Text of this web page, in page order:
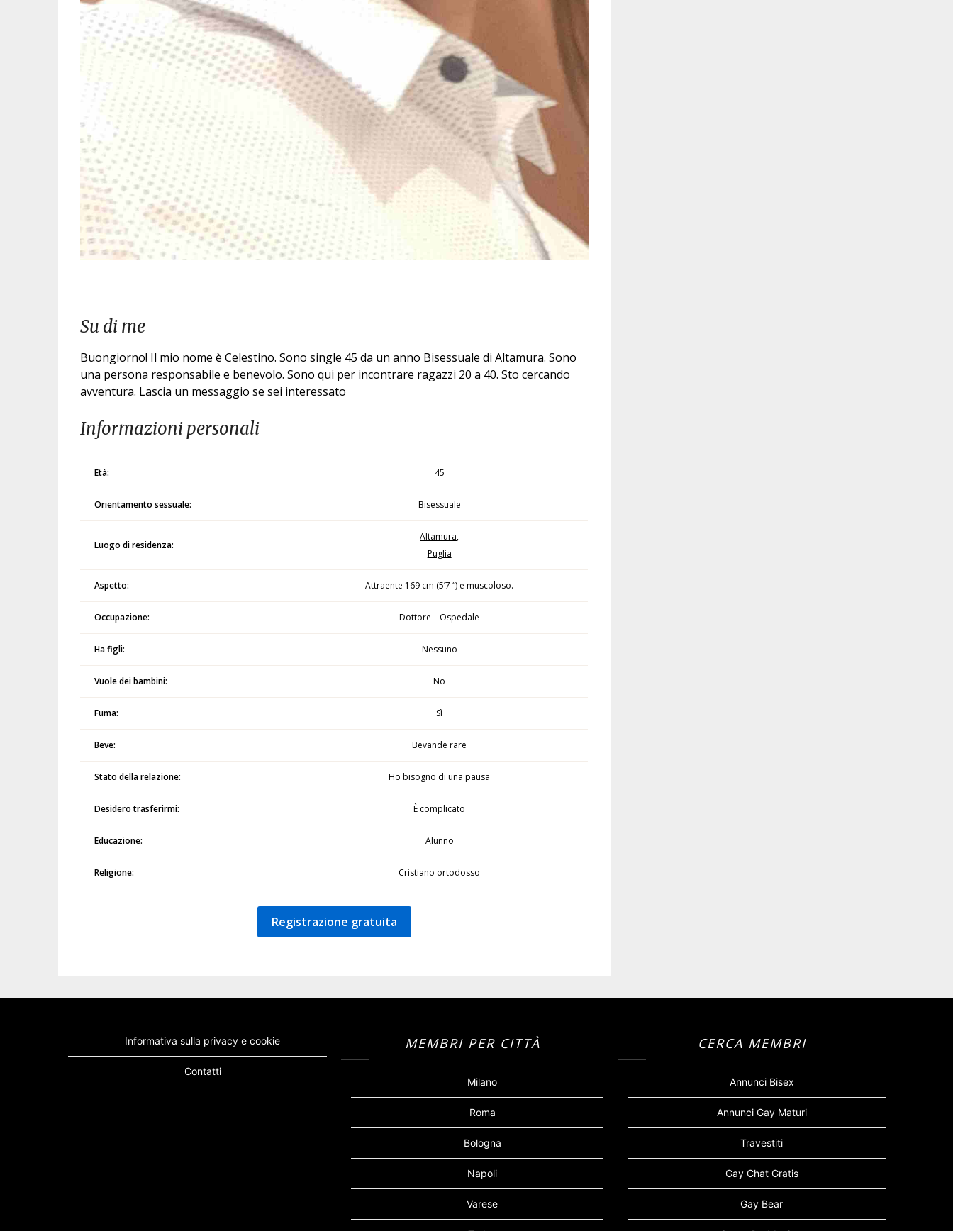
Su di me
Buongiorno! Il mio nome è Celestino. Sono single 45 da un anno Bisessuale di Altamura. Sono
una persona responsabile e benevolo. Sono qui per incontrare ragazzi 20 a 40. Sto cercando
avventura. Lascia un messaggio se sei interessato
Informazioni personali
Età: 45
Orientamento sessuale: Bisessuale
Luogo di residenza:
Altamura,
Puglia
Aspetto: Attraente 169 cm (5’7 “) e muscoloso.
Occupazione: Dottore – Ospedale
Ha figli: Nessuno
Vuole dei bambini: No
Fuma: Sì
Beve: Bevande rare
Stato della relazione: Ho bisogno di una pausa
Desidero trasferirmi: È complicato
Educazione: Alunno
Religione: Cristiano ortodosso
Registrazione gratuita
Informativa sulla privacy e cookie
Contatti
MEMBRI PER CITTÀ
Milano
Roma
Bologna
Napoli
Varese
CERCA MEMBRI
Annunci Bisex
Annunci Gay Maturi
Travestiti
Gay Chat Gratis
Gay Bear